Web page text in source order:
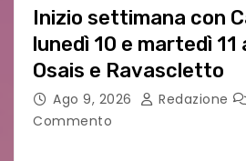
Inizio settimana con
lunedì 10 e martedì 11
Osais e Ravascletto
Ago 9, 2026 Redazione
Commento